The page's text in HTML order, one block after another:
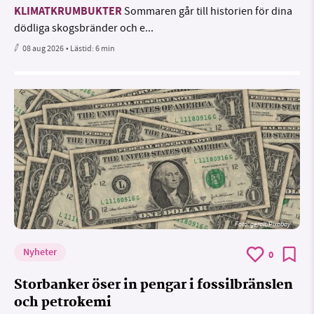
KLIMATKRUMBUKTERSommaren går till historien för dina
dödliga skogsbränder och e...
08 aug 2026• Lästid:6 min
Foto:geralt/Pixabay
Nyheter 0
Storbanker öser in pengar i fossilbränslen
och petrokemi